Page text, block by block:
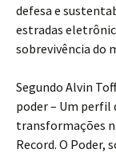
defesa e
estradas
sobrevivência do
Segundo Alvin
poder – Um perfil
transformações
Record. O Poder,